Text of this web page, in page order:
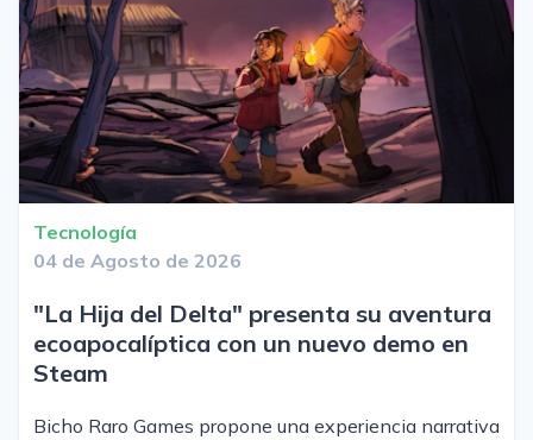
Tecnología
04 de Agosto de 2026
"La Hija del Delta" presenta su aventura
ecoapocalíptica con un nuevo demo en
Steam
Bicho Raro Games propone una experiencia narrativa